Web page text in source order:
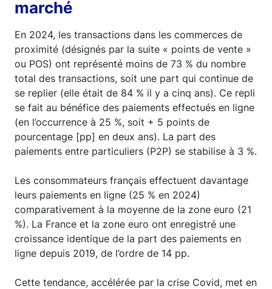
marché
En 2024, les transactions dans les commerces de
proximité (désignés par la suite « points de vente »
ou POS) ont représenté moins de 73 % du nombre
total des transactions, soit une part qui continue de
se replier (elle était de 84 % il y a cinq ans). Ce repli
se fait au bénéfice des paiements effectués en ligne
(en l’occurrence à 25 %, soit + 5 points de
pourcentage [pp] en deux ans). La part des
paiements entre particuliers (P2P) se stabilise à 3 %.
Les consommateurs français effectuent davantage
leurs paiements en ligne (25 % en 2024)
comparativement à la moyenne de la zone euro (21
%). La France et la zone euro ont enregistré une
croissance identique de la part des paiements en
ligne depuis 2019, de l’ordre de 14 pp.
Cette tendance, accélérée par la crise Covid, met en